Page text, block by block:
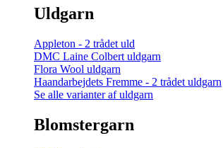
Uldgarn
Appleton - 2 trådet uld
DMC Laine Colbert uldgarn
Flora Wool uldgarn
Haandarbejdets Fremme - 2 trådet uldgarn
Se alle varianter af uldgarn
Blomstergarn